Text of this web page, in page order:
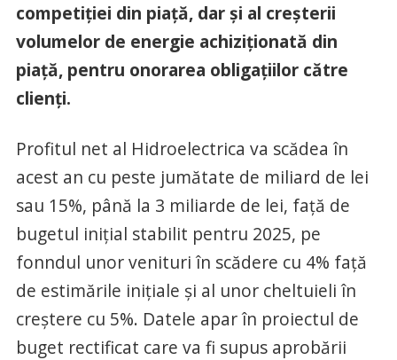
competiției din piață, dar și al creșterii
volumelor de energie achiziționată din
piață, pentru onorarea obligațiilor către
clienți.
Profitul net al Hidroelectrica va scădea în
acest an cu peste jumătate de miliard de lei
sau 15%, până la 3 miliarde de lei, față de
bugetul inițial stabilit pentru 2025, pe
fonndul unor venituri în scădere cu 4% față
de estimările inițiale și al unor cheltuieli în
creștere cu 5%. Datele apar în proiectul de
buget rectificat care va fi supus aprobării